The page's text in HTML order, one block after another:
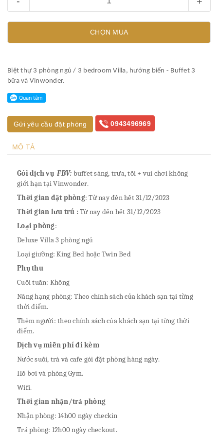
CHỌN MUA
Biệt thự 3 phòng ngủ / 3 bedroom Villa, hướng biển - Buffet 3
bữa và Vinwonder.
Gửi yêu cầu đặt phòng 0943496969
MÔ TẢ
Gói dịch vụ FBV: buffet sáng, trưa, tối + vui chơi không
giới hạn tại Vinwonder.
Thời gian đặt phòng: Từ nay đến hết 31/12/2023
Thời gian lưu trú :Từ nay đến hết 31/12/2023
Loại phòng:
Deluxe Villa 3 phòng ngủ
Loại giường: King Bed hoặc Twin Bed
Phụ thu
Cuối tuần: Không
Nâng hạng phòng: Theo chính sách của khách sạn tại từng
thời điểm.
Thêm người: theo chính sách của khách sạn tại từng thời
điểm.
Dịch vụ miễn phí đi kèm
Nước suối, trà và cafe gói đặt phòng hàng ngày.
Hồ bơi và phòng Gym.
Wifi.
Thời gian nhận/trả phòng
Nhận phòng: 14h00 ngày checkin
Trả phòng: 12h00 ngày checkout.